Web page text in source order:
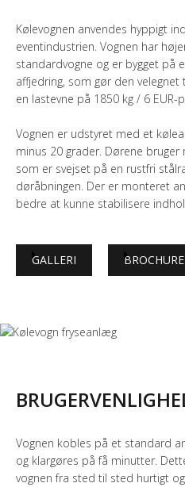
Kølevognen anvendes hyppigt
eventindustrien. Vognen har
standardvogne og er bygget på
affjedring, som gør den
en lastevne på 1850 kg / 6 EUR-
Vognen er udstyret med et
minus 20 grader. Dørene
som er svejset på en rustfri
døråbningen. Der er monteret
bedre at kunne stabilisere
GALLERI BROCHURE
Vognen kobles på et standard
og klargøres på få minutter.
vognen fra sted til sted hurtigt